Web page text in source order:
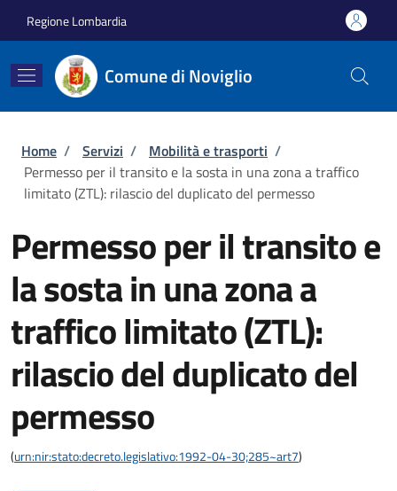
Regione Lombardia
Comune di Noviglio
Briciole di pane
Home / Servizi / Mobilità e trasporti /
Permesso per il transito e la sosta in una zona a traffico
limitato (ZTL): rilascio del duplicato del permesso
Permesso per il transito e
la sosta in una zona a
traffico limitato (ZTL):
rilascio del duplicato del
permesso
(urn:nir:stato:decreto.legislativo:1992-04-30;285~art7)